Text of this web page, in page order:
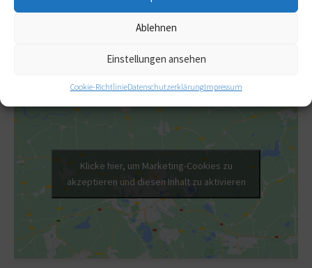
Ablehnen
Einstellungen ansehen
Cookie-RichtlinieDatenschutzerklärungImpressum
14. Oktober 2026
Weiterbildung (DGfC-zertifiziert)
Klicke hier, um Marketing-Cookies zu
akzeptieren und diesen Inhalt zu aktivieren